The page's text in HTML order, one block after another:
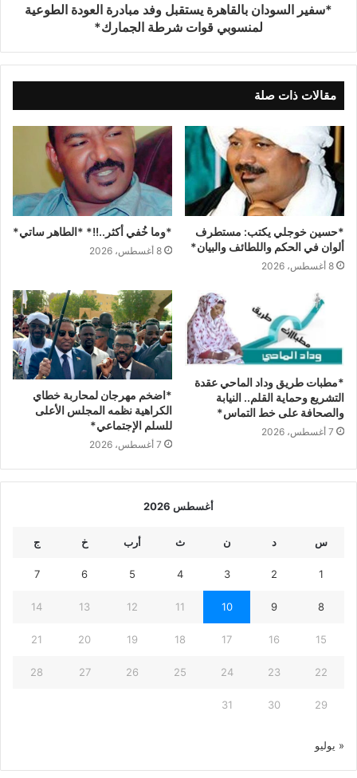
*سفير السودان بالقاهرة يستقبل وفد مبادرة العودة الطوعية
لمنسوبي قوات شرطة الجمارك*
مقالات ذات صلة
*حسين خوجلي يكتب: مستطرف
ألوان في الحكم واللطائف والبيان*
8 أغسطس، 2026
*وما خُفي أكثر..!!* *الطاهر ساتي*
8 أغسطس، 2026
*مطبات طريق ​وداد الماحي ​عقدة
التشريع وحماية القلم.. النيابة
والصحافة على خط التماس*
7 أغسطس، 2026
*اضخم مهرجان لمحاربة خطاي
الكراهية نظمه المجلس الأعلى
للسلم الإجتماعي*
7 أغسطس، 2026
أغسطس 2026
س د ن ث أرب خ ج
1
2
3
4
5
6
7
8
9
10
11
12
13
14
15
16
17
18
19
20
21
22
23
24
25
26
27
28
29
30
31
« يوليو